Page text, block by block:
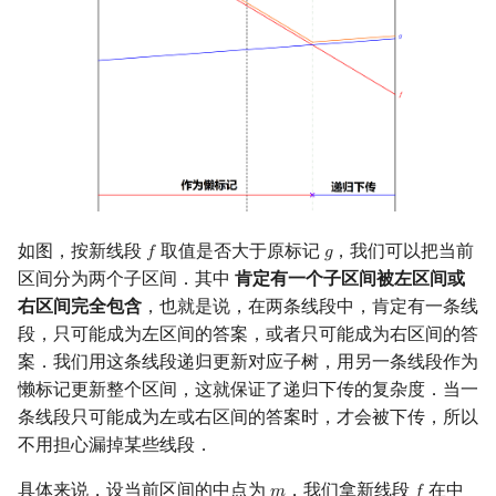
Meissel–Lehmer 算法
Stern–Brocot 树与 Farey
二次域
Pell 方程
如图，按新线段 𝑓
f 取值是否大于原标记 𝑔
g，我们可以把当前
区间分为两个子区间．其中 肯定有一个子区间被左区间或
右区间完全包含 ，也就是说，在两条线段中，肯定有一条线
段，只可能成为左区间的答案，或者只可能成为右区间的答
案．我们用这条线段递归更新对应子树，用另一条线段作为
懒标记更新整个区间，这就保证了递归下传的复杂度．当一
条线段只可能成为左或右区间的答案时，才会被下传，所以
不用担心漏掉某些线段．
具体来说，设当前区间的中点为 ，我们拿新线段 在中